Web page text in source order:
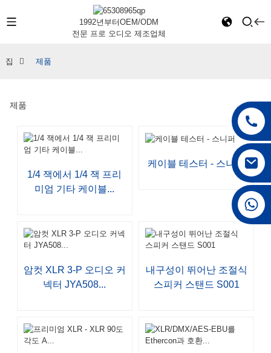
1992년부터OEM/ODM
전문 프로 오디오 제조업체
집 제품
제품
1/4 잭에서 1/4 잭 프리
미엄 기타 케이블...
케이블 테스터 - 스니퍼
암컷 XLR 3-P 오디오 커
넥터 JYA508...
내구성이 뛰어난 조절식
스피커 스탠드 S001